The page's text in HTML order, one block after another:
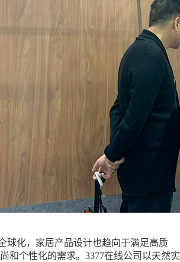
球化，家居产品设计也趋向于满足高质
和个性化的需求。3377在线公司以天然实